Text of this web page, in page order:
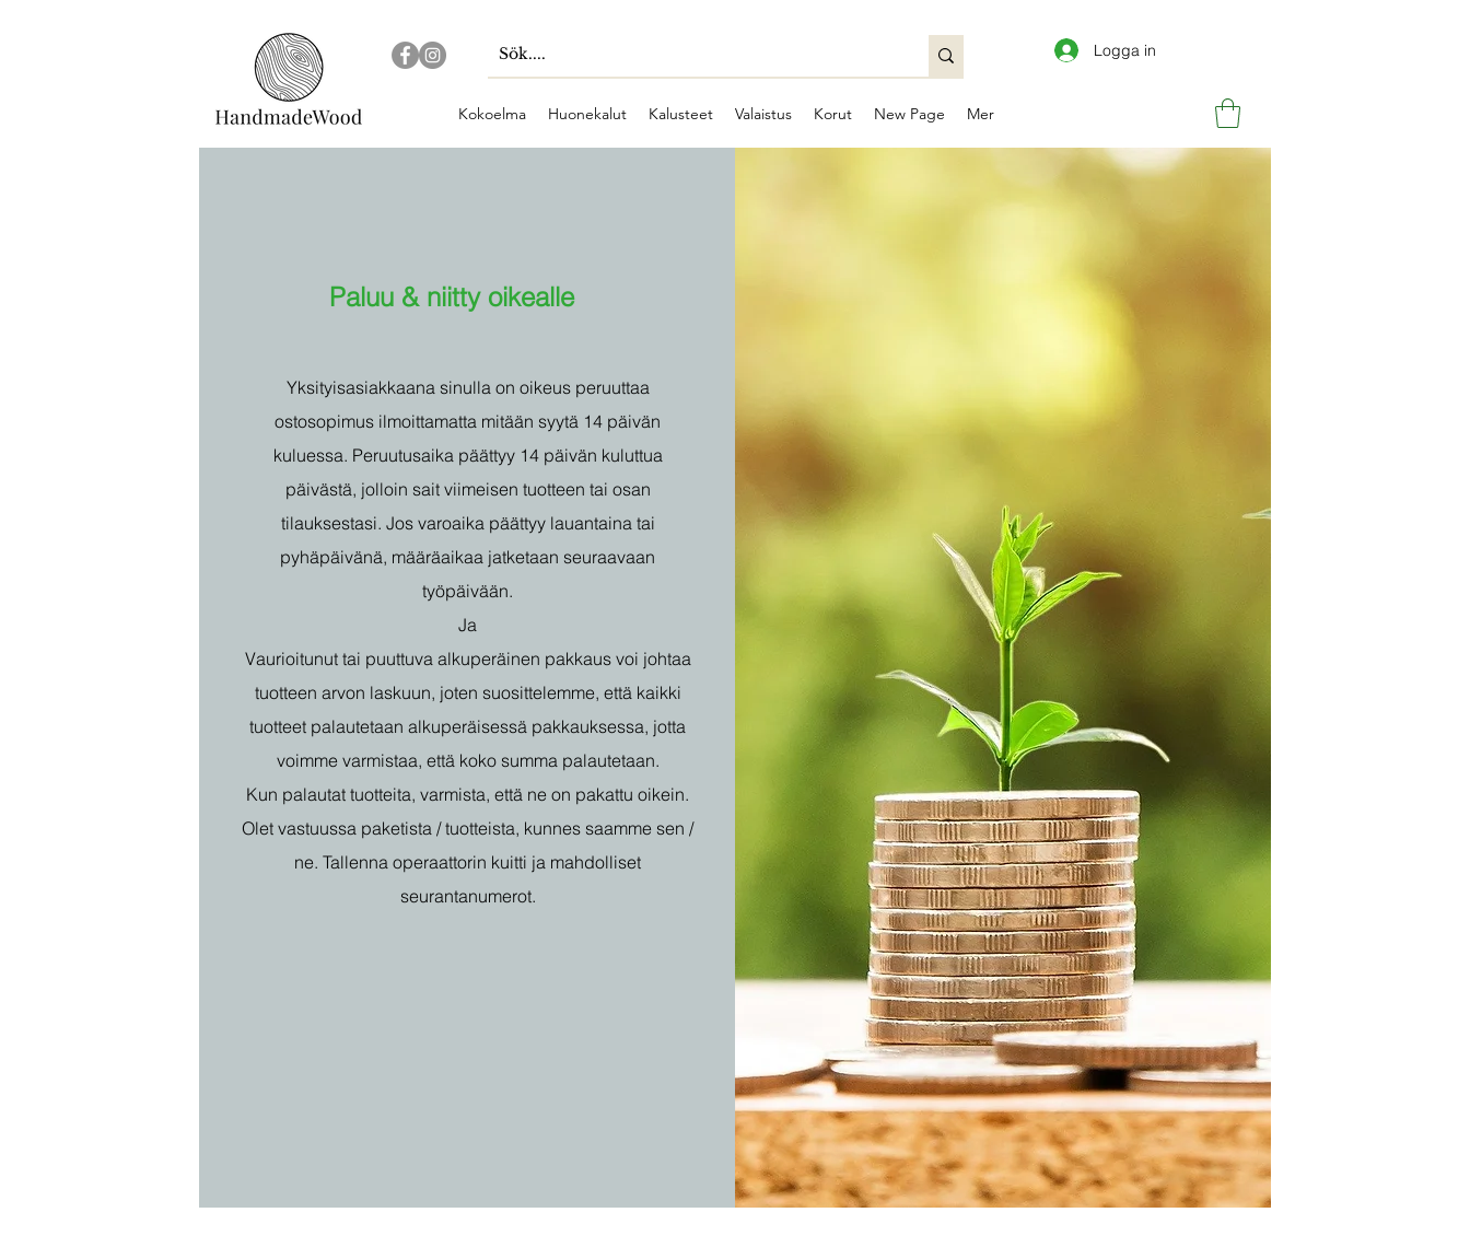
Logga in
Kokoelma Huonekalut Kalusteet Valaistus Korut New Page Mer
Paluu & niitty oikealle
Yksityisasiakkaana sinulla on oikeus peruuttaa
ostosopimus ilmoittamatta mitään syytä 14 päivän
kuluessa. Peruutusaika päättyy 14 päivän kuluttua
päivästä, jolloin sait viimeisen tuotteen tai osan
tilauksestasi. Jos varoaika päättyy lauantaina tai
pyhäpäivänä, määräaikaa jatketaan seuraavaan
työpäivään.
Ja
Vaurioitunut tai puuttuva alkuperäinen pakkaus voi johtaa
tuotteen arvon laskuun, joten suosittelemme, että kaikki
tuotteet palautetaan alkuperäisessä pakkauksessa, jotta
voimme varmistaa, että koko summa palautetaan.
Kun palautat tuotteita, varmista, että ne on pakattu oikein.
Olet vastuussa paketista / tuotteista, kunnes saamme sen /
ne. Tallenna operaattorin kuitti ja mahdolliset
seurantanumerot.